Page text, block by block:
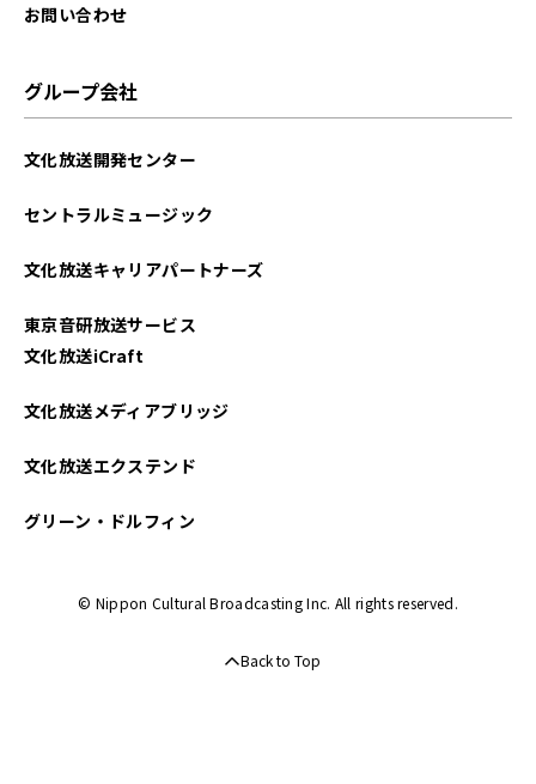
2023年12月
2023年07月
2023年06月
2023年05月
お問い合わせ
グループ会社
文化放送開発センター
セントラルミュージック
文化放送キャリアパートナーズ
東京音研放送サービス
文化放送iCraft
文化放送メディアブリッジ
文化放送エクステンド
グリーン・ドルフィン
© Nippon Cultural Broadcasting Inc. All rights reserved.
Back to Top